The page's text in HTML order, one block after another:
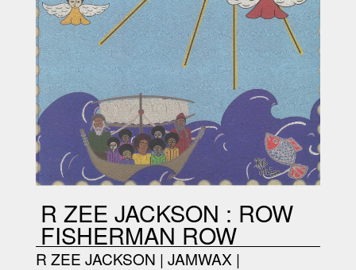
R ZEE JACKSON : ROW
FISHERMAN ROW
R ZEE JACKSON | JAMWAX |